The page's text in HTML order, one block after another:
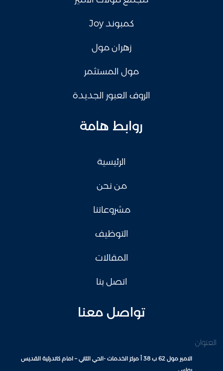
تواصل معنا
العنوان
الامير مول 62 ب 38 أ مركز الخدمات -الحي الثاني – امام كاتدرئية القديس
روابط هامة
الرئيسية
من نحن
مشروعاتنا
التوظيف
المقالات
اتصل بنا
كمبوند Joy
زهران مول
مول المستثمر
الروف العبور الجديدة